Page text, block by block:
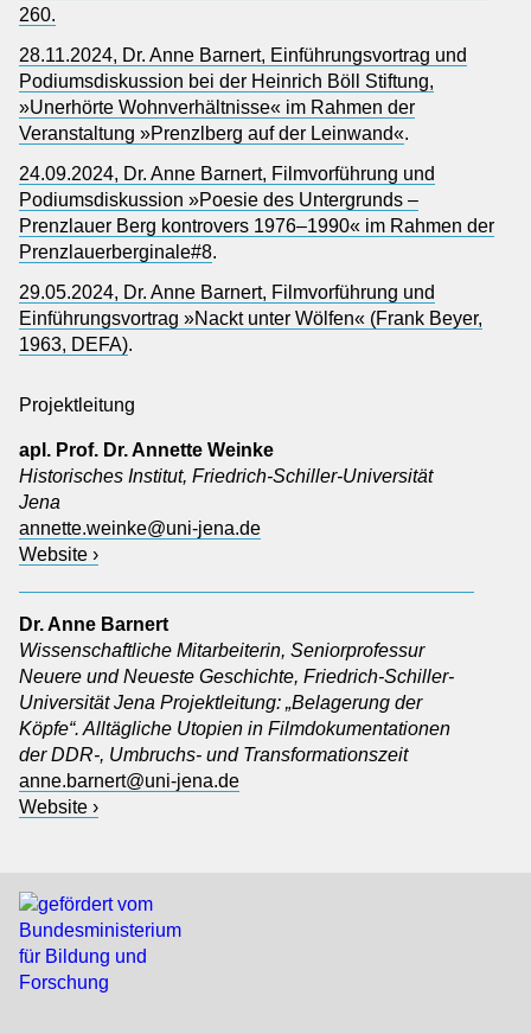
260.
28.11.2024, Dr. Anne Barnert, Einführungsvortrag und
Podiumsdiskussion bei der Heinrich Böll Stiftung,
»Unerhörte Wohnverhältnisse« im Rahmen der
Veranstaltung »Prenzlberg auf der Leinwand«.
24.09.2024, Dr. Anne Barnert, Filmvorführung und
Podiumsdiskussion »Poesie des Untergrunds –
Prenzlauer Berg kontrovers 1976–1990« im Rahmen der
Prenzlauerberginale#8.
29.05.2024, Dr. Anne Barnert, Filmvorführung und
Einführungsvortrag »Nackt unter Wölfen« (Frank Beyer,
1963, DEFA).
Projektleitung
apl. Prof. Dr. Annette Weinke
Historisches Institut, Friedrich-Schiller-Universität
Jena
annette.weinke@uni-jena.de
Website ›
Dr. Anne Barnert
Wissenschaftliche Mitarbeiterin, Seniorprofessur
Neuere und Neueste Geschichte, Friedrich-Schiller-
Universität Jena Projektleitung: „Belagerung der
Köpfe“. Alltägliche Utopien in Filmdokumentationen
der DDR-, Umbruchs- und Transformationszeit
anne.barnert@uni-jena.de
Website ›